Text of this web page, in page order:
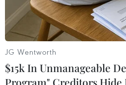
JG Wentworth
$15k In Unmanageable
Program" Creditors Hide